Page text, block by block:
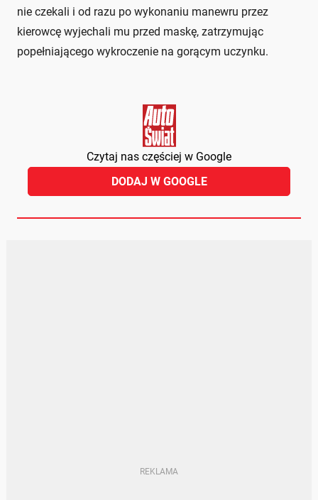
nie czekali i od razu po wykonaniu manewru przez
kierowcę wyjechali mu przed maskę, zatrzymując
popełniającego wykroczenie na gorącym uczynku.
Czytaj nas częściej w Google
DODAJ W GOOGLE